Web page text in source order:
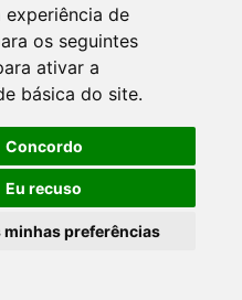
experiência de
os seguintes
ativar a
básica do site.
Concordo
Eu recuso
minhas preferências